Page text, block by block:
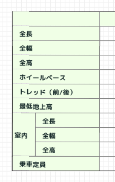
全長
全幅
全高
ホイールベース
トレッド（前/後）
最低地上高
室内
全長
全幅
全高
乗車定員